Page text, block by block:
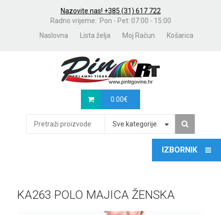
Nazovite nas! +385 (31) 617 722
Radno vrijeme: Pon - Pet: 07:00 - 15:00
Naslovna
Lista želja Moj Račun Košarica
0.00€
Sve kategorije
KA263 POLO MAJICA ŽENSKA